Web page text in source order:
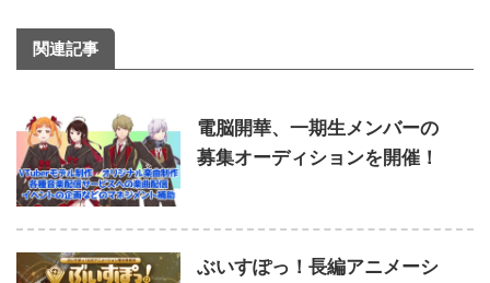
関連記事
電脳開華、一期生メンバーの
募集オーディションを開催！
ぶいすぽっ！長編アニメーシ